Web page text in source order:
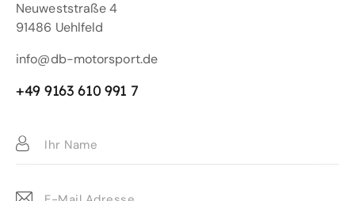
Neuweststraße 4
91486 Uehlfeld
info@db-motorsport.de
+49 9163 610 991 7